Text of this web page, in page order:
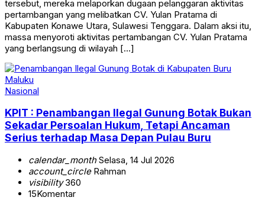
tersebut, mereka melaporkan dugaan pelanggaran aktivitas
pertambangan yang melibatkan CV. Yulan Pratama di
Kabupaten Konawe Utara, Sulawesi Tenggara. Dalam aksi itu,
massa menyoroti aktivitas pertambangan CV. Yulan Pratama
yang berlangsung di wilayah […]
Nasional
KPIT : Penambangan Ilegal Gunung Botak Bukan
Sekadar Persoalan Hukum, Tetapi Ancaman
Serius terhadap Masa Depan Pulau Buru
calendar_monthSelasa, 14 Jul 2026
account_circleRahman
visibility360
15Komentar